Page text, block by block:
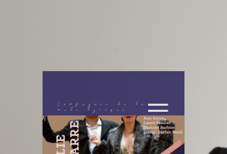
Compagnie de la
mule lyrique